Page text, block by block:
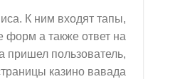
К ним входят тапы,
а также ответ на
пришел пользователь,
казино вавада